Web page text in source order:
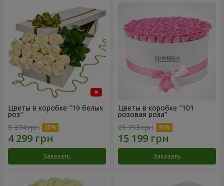
Цветы в коробке "19 белых
роз"
5 374 грн
Заказать
Цветы в коробке "101
розовая роза"
21 713 грн
Заказать